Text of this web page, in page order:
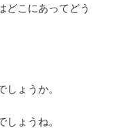
どこにあってどう
ょうか。
ょうね。